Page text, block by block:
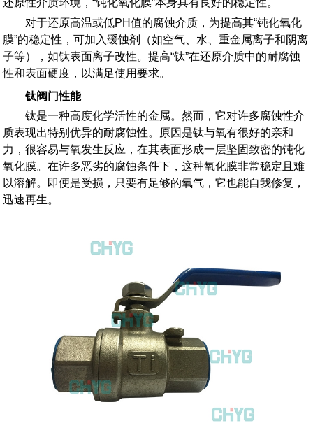
对于还原高温或低PH值的腐蚀介质，为提高其“钝化氧化
膜”的稳定性，可加入缓蚀剂（如空气、水、重金属离子和阴离
子等），如钛表面离子改性。提高“钛”在还原介质中的耐腐蚀
性和表面硬度，以满足使用要求。
钛阀门性能
钛是一种高度化学活性的金属。然而，它对许多腐蚀性介
质表现出特别优异的耐腐蚀性。原因是钛与氧有很好的亲和
力，很容易与氧发生反应，在其表面形成一层坚固致密的钝化
氧化膜。在许多恶劣的腐蚀条件下，这种氧化膜非常稳定且难
以溶解。即便是受损，只要有足够的氧气，它也能自我修复，
迅速再生。